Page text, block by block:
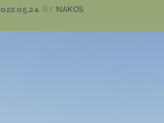
BY NAKOS